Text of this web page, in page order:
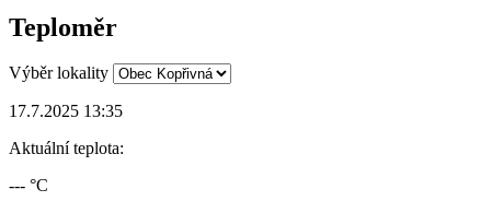
Teploměr
Výběr lokality
17.7.2025 13:35
Aktuální teplota:
--- °C